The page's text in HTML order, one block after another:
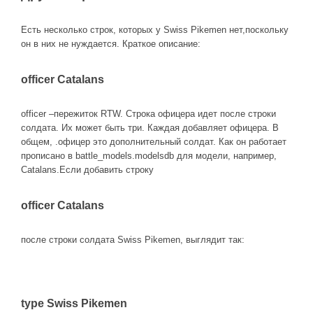
Есть несколько строк, которых у Swiss Pikemen нет,поскольку
он в них не нуждается. Краткое описание:
officer Catalans
officer –пережиток RTW. Строка офицера идет после строки
солдата. Их может быть три. Каждая добавляет офицера. В
общем, .офицер это дополнительный солдат. Как он работает
прописано в battle_models.modelsdb для модели, например,
Catalans.Если добавить строку
officer Catalans
после строки солдата Swiss Pikemen, выглядит так:
type Swiss Pikemen